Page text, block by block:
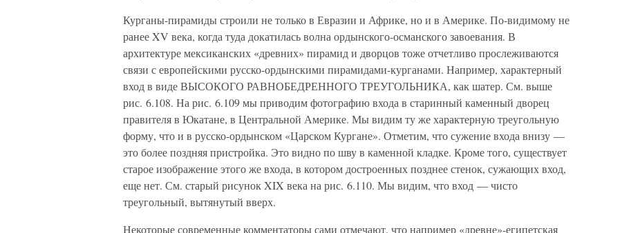
Курганы-пирамиды строили не только в Евразии и Африке, но и в Америке. По-видимому не
ранее XV века, когда туда докатилась волна ордынского-османского завоевания. В
архитектуре мексиканских «древних» пирамид и дворцов тоже отчетливо прослеживаются
связи с европейскими русско-ордынскими пирамидами-курганами. Например, характерный
вход в виде ВЫСОКОГО РАВНОБЕДРЕННОГО ТРЕУГОЛЬНИКА, как шатер. См. выше
рис. 6.108. На рис. 6.109 мы приводим фотографию входа в старинный каменный дворец
правителя в Юкатане, в Центральной Америке. Мы видим ту же характерную треугольную
форму, что и в русско-ордынском «Царском Кургане». Отметим, что сужение входа внизу —
это более поздняя пристройка. Это видно по шву в каменной кладке. Кроме того, существует
старое изображение этого же входа, в котором достроенных позднее стенок, сужающих вход,
еще нет. См. старый рисунок XIX века на рис. 6.110. Мы видим, что вход — чисто
треугольный, вытянутый вверх.
Некоторые современные комментаторы сами отмечают, что например «древне»-египетская